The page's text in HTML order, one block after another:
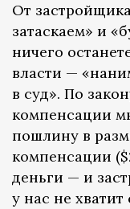
От
затаскаем» и
ничего
власти —
в суд». По
компенсации
пошлину в
компенсации
деньги — и
у нас не